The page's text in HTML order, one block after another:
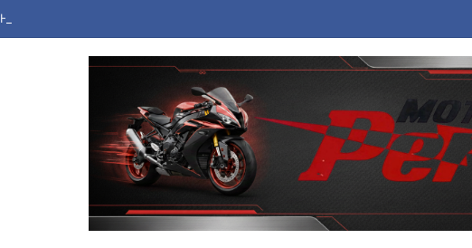
Η Βόρεια Κορέα εξαπέλυσε βλήμα προς τη θάλασσα της Ιαπωνίας, αναφέρει η Σεούλ